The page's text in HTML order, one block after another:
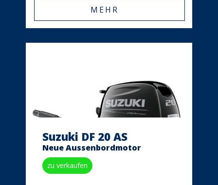
MEHR
Suzuki DF 20 AS
Neue Aussenbordmotor
zu verkaufen